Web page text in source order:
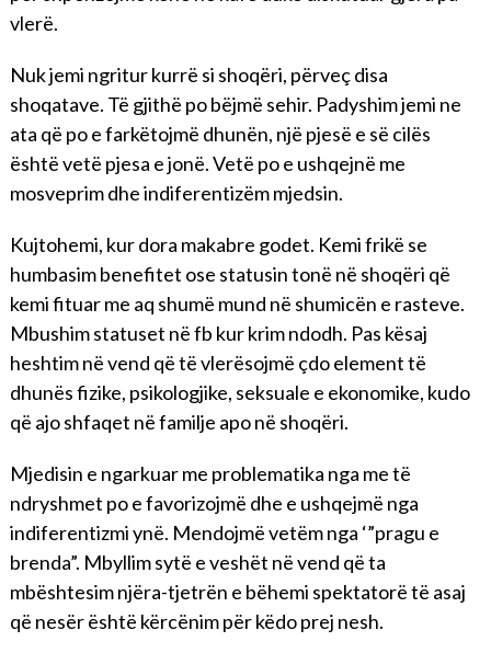
vlerë.
Nuk jemi ngritur kurrë si shoqëri, përveç disa
shoqatave. Të gjithë po bëjmë sehir. Padyshim jemi ne
ata që po e farkëtojmë dhunën, një pjesë e së cilës
është vetë pjesa e jonë. Vetë po e ushqejnë me
mosveprim dhe indiferentizëm mjedsin.
Kujtohemi, kur dora makabre godet. Kemi frikë se
humbasim benefitet ose statusin tonë në shoqëri që
kemi fituar me aq shumë mund në shumicën e rasteve.
Mbushim statuset në fb kur krim ndodh. Pas kësaj
heshtim në vend që të vlerësojmë çdo element të
dhunës fizike, psikologjike, seksuale e ekonomike, kudo
që ajo shfaqet në familje apo në shoqëri.
Mjedisin e ngarkuar me problematika nga me të
ndryshmet po e favorizojmë dhe e ushqejmë nga
indiferentizmi ynë. Mendojmë vetëm nga ‘”pragu e
brenda”. Mbyllim sytë e veshët në vend që ta
mbështesim njëra-tjetrën e bëhemi spektatorë të asaj
që nesër është kërcënim për këdo prej nesh.